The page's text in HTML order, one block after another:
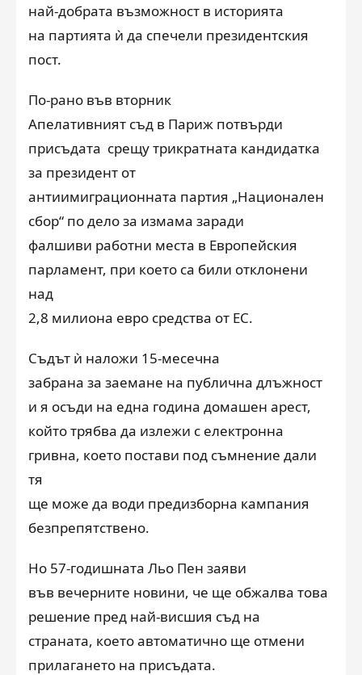
най-добрата възможност в историята
на партията ѝ да спечели президентския
пост.
По-рано във вторник
Апелативният съд в Париж потвърди
присъдата срещу трикратната кандидатка
за президент от
антиимиграционната партия „Национален
сбор“ по дело за измама заради
фалшиви работни места в Европейския
парламент, при което са били отклонени
над
2,8 милиона евро средства от ЕС.
Съдът ѝ наложи 15-месечна
забрана за заемане на публична длъжност
и я осъди на една година домашен арест,
който трябва да излежи с електронна
гривна, което постави под съмнение дали
тя
ще може да води предизборна кампания
безпрепятствено.
Но 57-годишната Льо Пен заяви
във вечерните новини, че ще обжалва това
решение пред най-висшия съд на
страната, което автоматично ще отмени
прилагането на присъдата.